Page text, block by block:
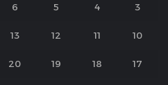
3
4
5
6
10
11
12
13
17
18
19
20